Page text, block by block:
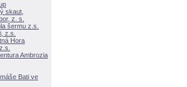
skaut,
z. s.
šermu z.s.
z.s.
Hora
Ambrozia
Bati ve